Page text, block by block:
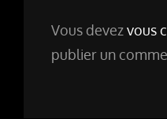
Vous devezvous
publier un